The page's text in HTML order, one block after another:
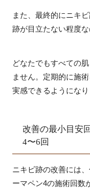
また、最終的にニキ
跡が目立たない程度
どなたでもすべての
ません。定期的に施
実感できるようになり
改善の最小目安
4〜6回
ニキビ跡の改善には
ーマペン4の施術回数